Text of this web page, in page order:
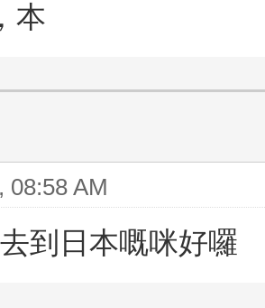
本
08:58 AM
到日本嘅咪好囉